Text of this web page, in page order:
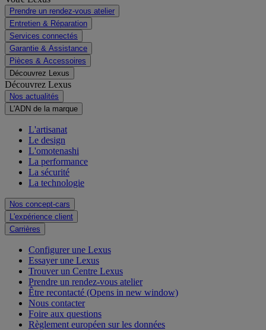
Prendre un rendez-vous atelier
Entretien & Réparation
Services connectés
Garantie & Assistance
Pièces & Accessoires
Découvrez Lexus
Découvrez Lexus
Nos actualités
L'ADN de la marque
L'artisanat
Le design
L'omotenashi
La performance
La sécurité
La technologie
Nos concept-cars
L'expérience client
Carrières
Configurer une Lexus
Essayer une Lexus
Trouver un Centre Lexus
Prendre un rendez-vous atelier
Être recontacté (Opens in new window)
Nous contacter
Foire aux questions
Règlement européen sur les données